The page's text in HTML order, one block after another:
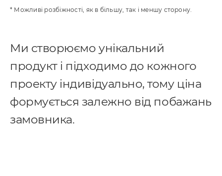
розробка CRM
CRM
CRM
* Можливі розбіжності, як в більшу, так і меншу сторону.
Ми створюємо унікальний
продукт і підходимо до кожного
проекту індивідуально, тому ціна
формується залежно від побажань
замовника.